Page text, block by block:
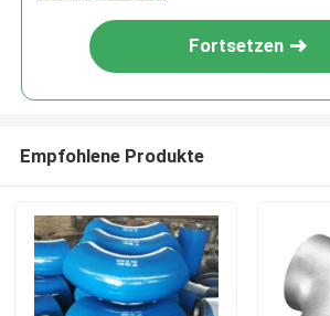
Fortsetzen
Empfohlene Produkte